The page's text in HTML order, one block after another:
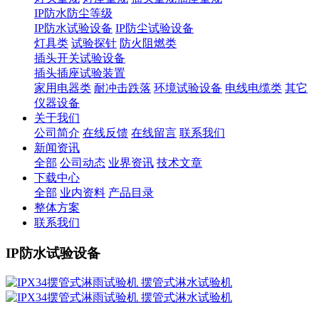
IP防水防尘等级
IP防水试验设备 IP防尘试验设备
灯具类 试验探针 防火阻燃类
插头开关试验设备
插头插座试验装置
家用电器类 耐冲击跌落 环境试验设备 电线电缆类 其它
仪器设备
关于我们
公司简介 在线反馈 在线留言 联系我们
新闻资讯
全部 公司动态 业界资讯 技术文章
下载中心
全部 业内资料 产品目录
整体方案
联系我们
IP防水试验设备